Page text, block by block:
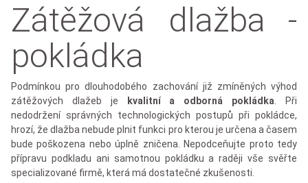
Zátěžová dlažba -
pokládka
Podmínkou pro dlouhodobého zachování již zmíněných výhod
zátěžových dlažeb je
kvalitní a odborná pokládka . Při
nedodržení správných technologických postupů při pokládce,
hrozí, že dlažba nebude plnit funkci pro kterou je určena a časem
bude poškozena nebo úplně zničena. Nepodceňujte proto tedy
přípravu podkladu ani samotnou pokládku a raději vše svěřte
specializované firmě, která má dostatečné zkušenosti.